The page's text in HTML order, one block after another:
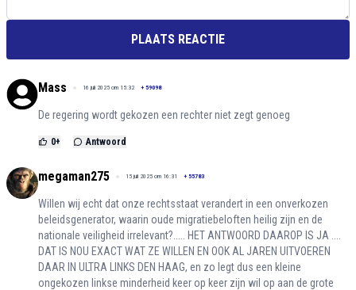
PLAATS REACTIE
Mass 16 juli 2025 om 15:32 + 59098
De regering wordt gekozen een rechter niet zegt genoeg
0+ Antwoord
megaman275 15 juli 2025 om 16:31 + 55783
Willen wij echt dat onze rechtsstaat verandert in een onverkozen
beleidsgenerator, waarin oude migratiebeloften heilig zijn en de
nationale veiligheid irrelevant?..... HET ANTWOORD DAAROP IS JA ....
DAT IS NOU EXACT WAT ZE WILLEN EN OOK AL JAREN UITVOEREN
DAAR IN ULTRA LINKS DEN HAAG, en zo legt dus een kleine
ongekozen linkse minderheid keer op keer zijn wil op aan de grote